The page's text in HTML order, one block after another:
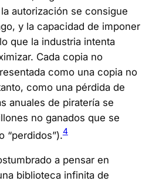
autorización se consigue
y la capacidad de imponer
que la industria intenta
Cada copia no
como una copia no
como una pérdida de
anuales de piratería se
no ganados que se
“perdidos”).4
a pensar en
biblioteca infinita de